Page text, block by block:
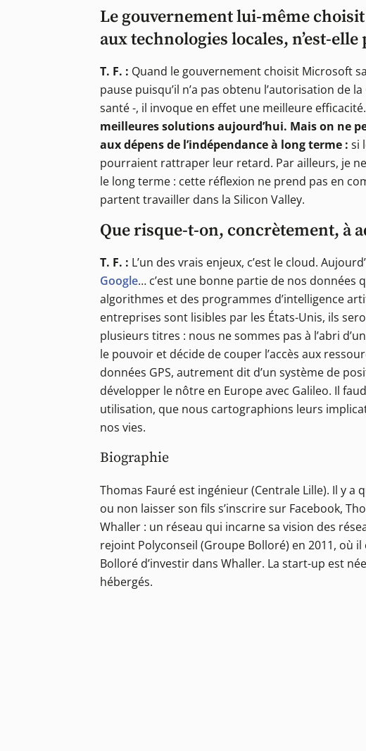
Le gouvernement lui-même
aux technologies locales, n’est-
T. F. : Quand le gouvernement choisit Microsoft
pause puisqu’il n’a pas obtenu l’autorisation de
santé -, il invoque en effet une meilleure
meilleures solutions aujourd’hui. Mais on ne
aux dépens de l’indépendance à long terme : si
pourraient rattraper leur retard. Par ailleurs, je
le long terme : cette réflexion ne prend pas en
partent travailler dans la Silicon Valley.
Que risque-t-on, concrètement, à
T. F. : L’un des vrais enjeux, c’est le cloud.
Google… c’est une bonne partie de nos
algorithmes et des programmes d’intelligence
entreprises sont lisibles par les États-Unis, ils
plusieurs titres : nous ne sommes pas à l’abri
le pouvoir et décide de couper l’accès aux
données GPS, autrement dit d’un système de
développer le nôtre en Europe avec Galileo. Il
utilisation, que nous cartographions leurs
nos vies.
Biographie
Thomas Fauré est ingénieur (Centrale Lille). Il y
ou non laisser son fils s’inscrire sur Facebook,
Whaller : un réseau qui incarne sa vision des
rejoint Polyconseil (Groupe Bolloré) en 2011, où
Bolloré d’investir dans Whaller. La start-up est
hébergés.